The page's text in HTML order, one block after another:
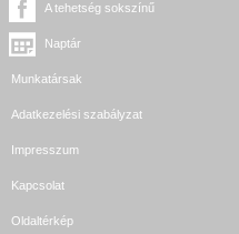
A tehetség sokszínű
Naptár
Munkatársak
Adatkezelési szabályzat
Impresszum
Kapcsolat
Oldaltérkép